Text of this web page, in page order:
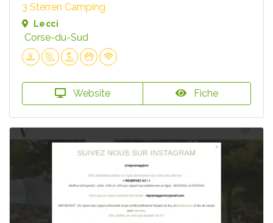
3 Sterren Camping
Lecci
Corse-du-Sud
Website Fiche